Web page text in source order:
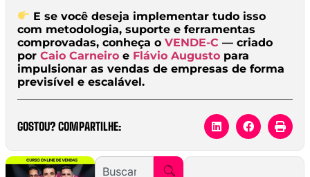
E se você deseja implementar tudo isso
com metodologia, suporte e ferramentas
comprovadas, conheça o VENDE-C — criado
por Caio Carneiro e Flávio Augusto para
impulsionar as vendas de empresas de forma
previsível e escalável.
GOSTOU? COMPARTILHE: